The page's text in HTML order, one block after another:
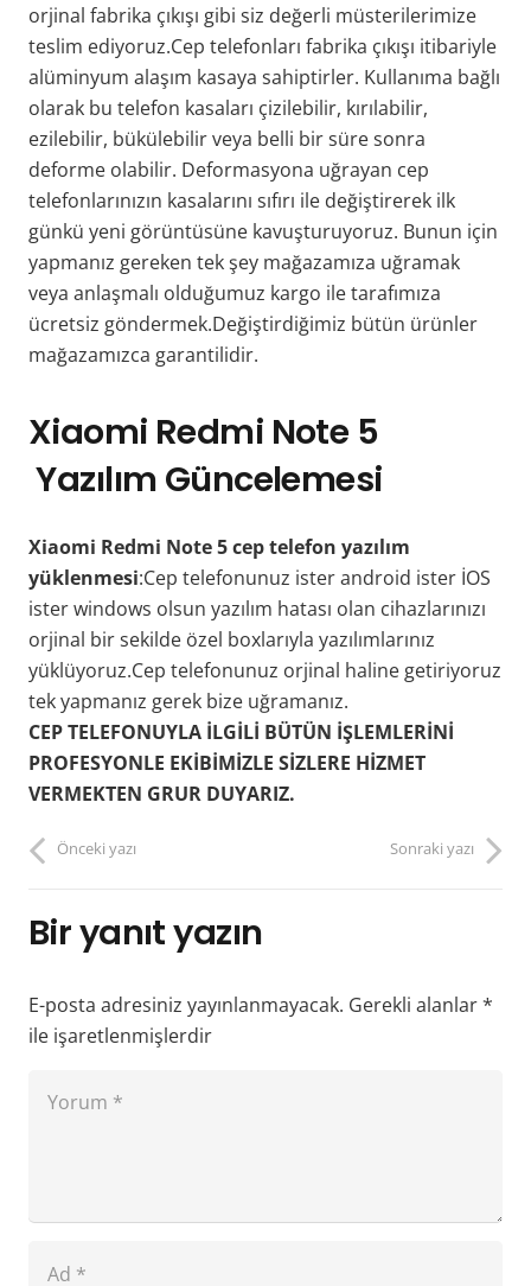
orjinal fabrika çıkışı gibi siz değerli müsterilerimize
teslim ediyoruz.Cep telefonları fabrika çıkışı itibariyle
alüminyum alaşım kasaya sahiptirler. Kullanıma bağlı
olarak bu telefon kasaları çizilebilir, kırılabilir,
ezilebilir, bükülebilir veya belli bir süre sonra
deforme olabilir. Deformasyona uğrayan cep
telefonlarınızın kasalarını sıfırı ile değiştirerek ilk
günkü yeni görüntüsüne kavuşturuyoruz. Bunun için
yapmanız gereken tek şey mağazamıza uğramak
veya anlaşmalı olduğumuz kargo ile tarafımıza
ücretsiz göndermek.Değiştirdiğimiz bütün ürünler
mağazamızca garantilidir.
Xiaomi Redmi Note 5
Yazılım Güncelemesi
Xiaomi Redmi Note 5 cep telefon yazılım
yüklenmesi:Cep telefonunuz ister android ister İOS
ister windows olsun yazılım hatası olan cihazlarınızı
orjinal bir sekilde özel boxlarıyla yazılımlarınız
yüklüyoruz.Cep telefonunuz orjinal haline getiriyoruz
tek yapmanız gerek bize uğramanız.
CEP TELEFONUYLA İLGİLİ BÜTÜN İŞLEMLERİNİ
PROFESYONLE EKİBİMİZLE SİZLERE HİZMET
VERMEKTEN GRUR DUYARIZ.
Önceki yazı Sonraki yazı
Bir yanıt yazın
E-posta adresiniz yayınlanmayacak. Gerekli alanlar*
ile işaretlenmişlerdir